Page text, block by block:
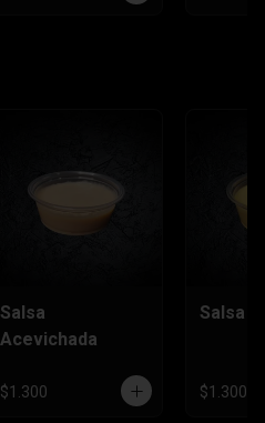
Salsa
Acevichada
$1.300
Salsa
$1.300